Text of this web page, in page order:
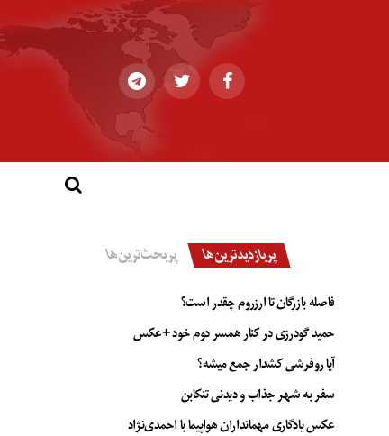
پربازدیدترین‌ها پربحث‌ترین‌ها
فاصله بازرگان تا ارزروم چقدر است؟
حمید گودرزی در کنار همسر دوم خود +عکس
آیا روفرشی کشدار جمع میشه؟
سفر به شهر جذاب و دیدنی تنکابن
عکس یادگاری مهمانداران هواپیما با احمدی‌نژاد